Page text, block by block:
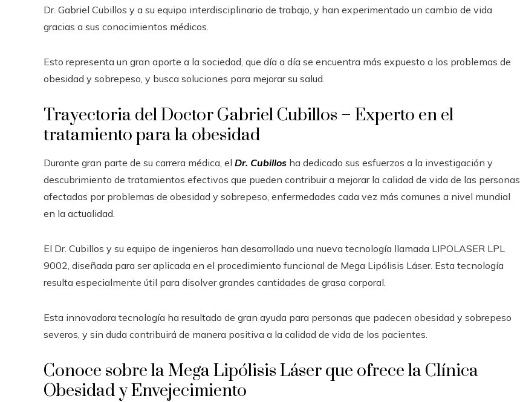
Dr. Gabriel Cubillos y a su equipo interdisciplinario de trabajo, y han experimentado un cambio de vida
gracias a sus conocimientos médicos.
Esto representa un gran aporte a la sociedad, que día a día se encuentra más expuesto a los problemas de
obesidad y sobrepeso, y busca soluciones para mejorar su salud.
Trayectoria del Doctor Gabriel Cubillos – Experto en el
tratamiento para la obesidad
Durante gran parte de su carrera médica, el Dr. Cubillos ha dedicado sus esfuerzos a la investigación y
descubrimiento de tratamientos efectivos que pueden contribuir a mejorar la calidad de vida de las personas
afectadas por problemas de obesidad y sobrepeso, enfermedades cada vez más comunes a nivel mundial
en la actualidad.
El Dr. Cubillos y su equipo de ingenieros han desarrollado una nueva tecnología llamada LIPOLASER LPL
9002, diseñada para ser aplicada en el procedimiento funcional de Mega Lipólisis Láser. Esta tecnología
resulta especialmente útil para disolver grandes cantidades de grasa corporal.
Esta innovadora tecnología ha resultado de gran ayuda para personas que padecen obesidad y sobrepeso
severos, y sin duda contribuirá de manera positiva a la calidad de vida de los pacientes.
Conoce sobre la Mega Lipólisis Láser que ofrece la Clínica
Obesidad y Envejecimiento